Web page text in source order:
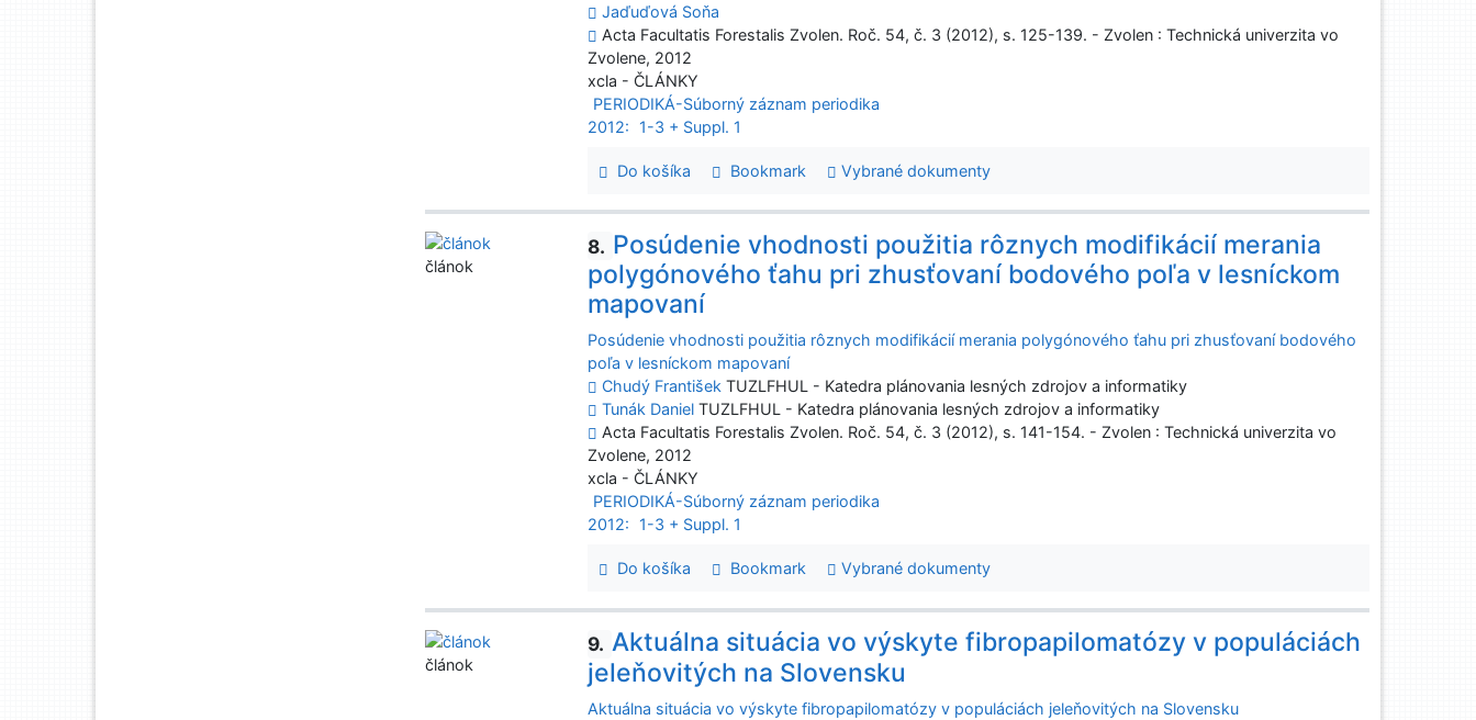
Jaďuďová Soňa
Acta Facultatis Forestalis Zvolen. Roč. 54, č. 3 (2012), s. 125-139. - Zvolen : Technická univerzita vo
Zvolene, 2012
xcla - ČLÁNKY
PERIODIKÁ-Súborný záznam periodika
2012:
1-3 + Suppl. 1
Do košíka Bookmark Vybrané dokumenty
8. Posúdenie vhodnosti použitia rôznych modifikácií merania
polygónového ťahu pri zhusťovaní bodového poľa v lesníckom
mapovaní
Posúdenie vhodnosti použitia rôznych modifikácií merania polygónového ťahu pri zhusťovaní bodového
poľa v lesníckom mapovaní
Chudý František TUZLFHUL - Katedra plánovania lesných zdrojov a informatiky
Tunák Daniel TUZLFHUL - Katedra plánovania lesných zdrojov a informatiky
Acta Facultatis Forestalis Zvolen. Roč. 54, č. 3 (2012), s. 141-154. - Zvolen : Technická univerzita vo
Zvolene, 2012
xcla - ČLÁNKY
PERIODIKÁ-Súborný záznam periodika
2012:
1-3 + Suppl. 1
Do košíka Bookmark Vybrané dokumenty
článok
9. Aktuálna situácia vo výskyte fibropapilomatózy v populáciách
jeleňovitých na Slovensku
Aktuálna situácia vo výskyte fibropapilomatózy v populáciách jeleňovitých na Slovensku
článok